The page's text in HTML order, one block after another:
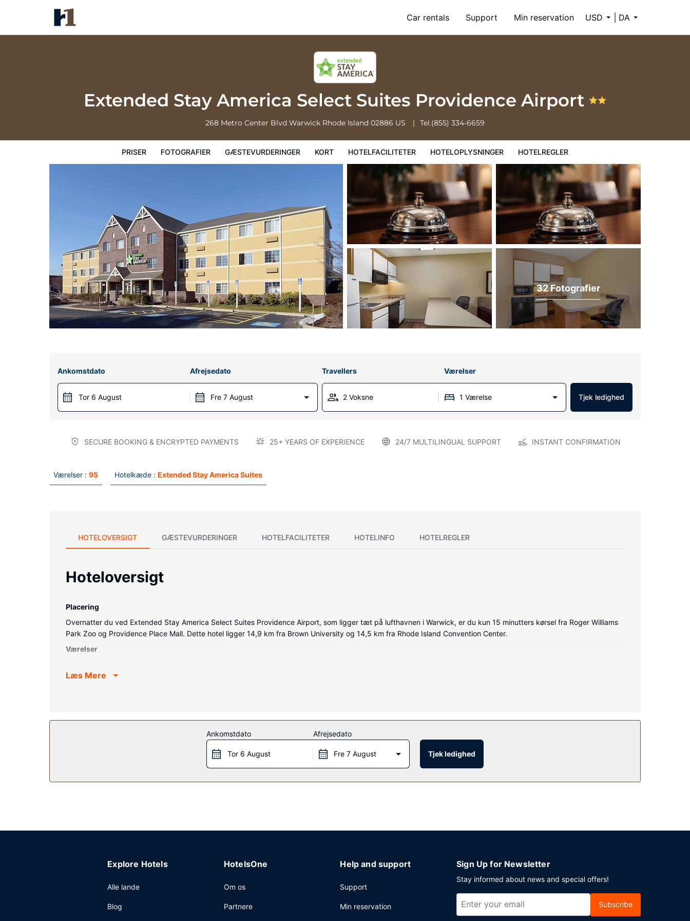
Car rentals Support Min reservation USD DA
Extended Stay America Select Suites Providence Airport
268 Metro Center Blvd Warwick Rhode Island 02886 US Tel.(855) 334-6659
PRISER FOTOGRAFIER GÆSTEVURDERINGER KORT HOTELFACILITETER HOTELOPLYSNINGER HOTELREGLER
Hotelregler
32 Fotografier
Ankomstdato
Tor 6 August
Afrejsedato
Fre 7 August
Travellers Værelser
2 Voksne 1 Værelse Tjek ledighed
SECURE BOOKING & ENCRYPTED PAYMENTS 25+ YEARS OF EXPERIENCE 24/7 MULTILINGUAL SUPPORT INSTANT CONFIRMATION
Værelser : 95 Hotelkæde : Extended Stay America Suites
HOTELOVERSIGT GÆSTEVURDERINGER HOTELFACILITETER HOTELINFO HOTELREGLER
Hoteloversigt
Placering
Overnatter du ved Extended Stay America Select Suites Providence Airport, som ligger tæt på lufthavnen i Warwick, er du kun 15 minutters kørsel fra Roger Williams
Park Zoo og Providence Place Mall. Dette hotel ligger 14,9 km fra Brown University og 14,5 km fra Rhode Island Convention Center.
Værelser
underholdningen, og med gratis Wi-Fi kan du altid komme på nettet. Faciliteter inkluderer telefoner samt skriveborde og mikrobølgeovne.
Gæsterne har blandt andet adgang til vaskeri, et pengeskab i receptionen og en elevator. Gratis selvstændig parkering er til rådighed på stedet.
Læs Mere
Ankomstdato
Tor 6 August
Afrejsedato
Fre 7 August Tjek ledighed
Explore Hotels
Alle lande
Blog
HotelsOne
Om os
Partnere
Help and support
Support
Min reservation
Sign Up for Newsletter
Stay informed about news and special offers!
Subscribe